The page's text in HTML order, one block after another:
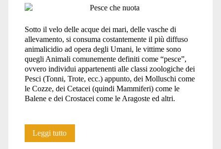
Sotto il velo delle acque dei mari, delle vasche di
allevamento, si consuma costantemente il più diffuso
animalicidio ad opera degli Umani, le vittime sono
quegli Animali comunemente definiti come “pesce”,
ovvero individui appartenenti alle classi zoologiche dei
Pesci (Tonni, Trote, ecc.) appunto, dei Molluschi come
le Cozze, dei Cetacei (quindi Mammiferi) come le
Balene e dei Crostacei come le Aragoste ed altri.
Leggi tuttoOrrore